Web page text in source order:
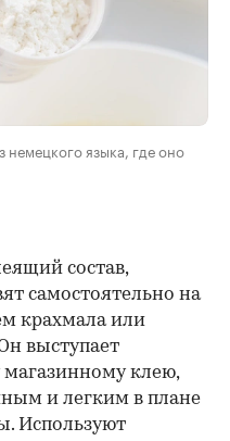
немецкого языка, где оно
состав,
самостоятельно на
крахмала или
выступает
клею,
и легким в плане
Используют